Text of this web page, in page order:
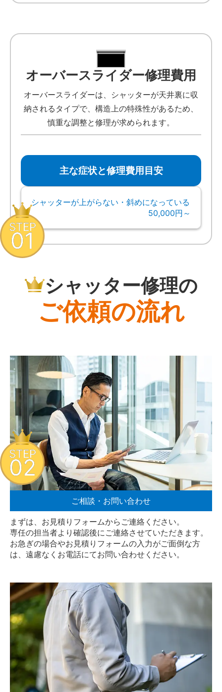
オーバースライダー修理費用
オーバースライダーは、シャッターが天井裏に収
納されるタイプで、構造上の特殊性があるため、
慎重な調整と修理が求められます。
主な症状と修理費用目安
シャッターが上がらない・斜めになっている
50,000円～
シャッター修理の
ご依頼の流れ
STEP
01
ご相談・お問い合わせ
まずは、お見積りフォームからご連絡ください。
専任の担当者より確認後にご連絡させていただきます。
お急ぎの場合やお見積りフォームの入力がご面倒な方
は、遠慮なく お電話にてお問い合わせください。
STEP
02